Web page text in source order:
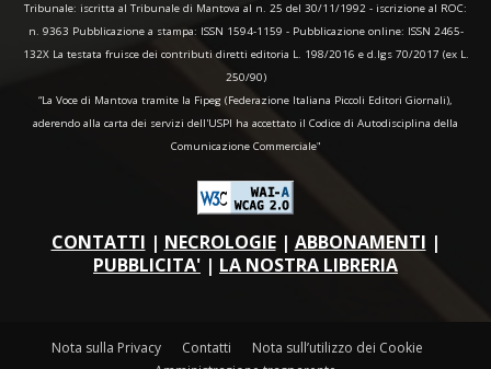
Tribunale: iscritta al Tribunale di Mantova al n. 25 del 30/11/1992 - iscrizione al ROC:
n. 9363 Pubblicazione a stampa: ISSN 1594-1159 - Pubblicazione online: ISSN 2465-
132X La testata fruisce dei contributi diretti editoria L. 198/2016 e d.lgs 70/2017 (ex L.
250/90)
“La Voce di Mantova tramite la Fipeg (Federazione Italiana Piccoli Editori Giornali),
aderendo alla carta dei servizi dell'USPI ha accettato il Codice di Autodisciplina della
Comunicazione Commerciale"
CONTATTI | NECROLOGIE| ABBONAMENTI |
PUBBLICITA' | LA NOSTRA LIBRERIA
Nota sulla Privacy Contatti
Nota sull’utilizzo dei Cookie